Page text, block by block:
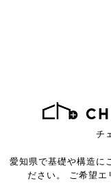
チ
愛知県で基礎や構造に
ださい。
ご希望エ